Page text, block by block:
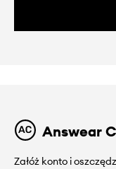
Answear
Załóż konto i